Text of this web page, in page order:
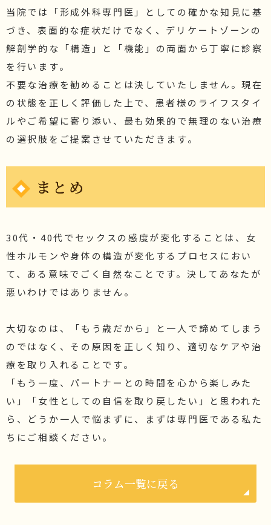
当院では「形成外科専門医」としての確かな知見に基
づき、表面的な症状だけでなく、デリケートゾーンの
解剖学的な「構造」と「機能」の両面から丁寧に診察
を行います。
不要な治療を勧めることは決していたしません。現在
の状態を正しく評価した上で、患者様のライフスタイ
ルやご希望に寄り添い、最も効果的で無理のない治療
の選択肢をご提案させていただきます。
まとめ
30代・40代でセックスの感度が変化することは、女
性ホルモンや身体の構造が変化するプロセスにおい
て、ある意味でごく自然なことです。決してあなたが
悪いわけではありません。
大切なのは、「もう歳だから」と一人で諦めてしまう
のではなく、その原因を正しく知り、適切なケアや治
療を取り入れることです。
「もう一度、パートナーとの時間を心から楽しみた
い」「女性としての自信を取り戻したい」と思われた
ら、どうか一人で悩まずに、まずは専門医である私た
ちにご相談ください。
コラム一覧に戻る